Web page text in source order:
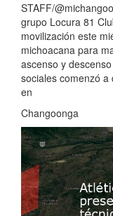
STAFF/
grupo Locura 81
movilización este
michoacana para
ascenso y
sociales comenzó
en
Changoonga